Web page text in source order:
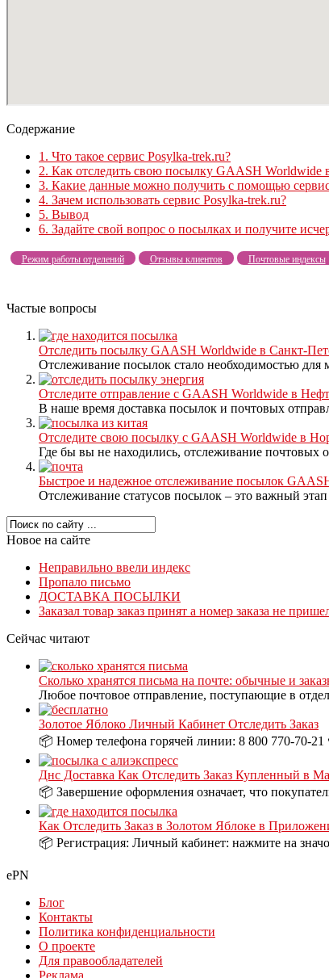
Содержание
1. Что такое сервис Posylka-trek.ru?
2. Как отследить свою посылку GAASH Worldwide
3. Какие данные можно получить с помощью
4. Зачем использовать сервис Posylka-trek.ru?
5. Вывод
6. Задайте свой вопрос о посылках и получите
Режим работы отделений Отзывы клиентов Почтовые индексы
Частые вопросы
Отследить посылку GAASH Worldwide в Санкт-
Отслеживание посылок стало необходимостью для
Отследите отправление с GAASH Worldwide в
В наше время доставка посылок и почтовых
Отследите свою посылку с GAASH Worldwide в
Где бы вы не находились, отслеживание почтовых
Быстрое и надежное отслеживание посылок
Отслеживание статусов посылок – это важный
Новое на сайте
Неправильно ввели индекс
Пропало письмо
ДОСТАВКА ПОСЫЛКИ
Заказал товар заказ принят а номер заказа не
Сейчас читают
Сколько хранятся письма на почте: обычные и
Любое почтовое отправление, поступающие в
Золотое Яблоко Личный Кабинет Отследить Заказ
📦 Номер телефона горячей линии: 8 800 770-70-
Днс Доставка Как Отследить Заказ Купленный в
📦 Завершение оформления означает, что
Как Отследить Заказ в Золотом Яблоке в
📦 Регистрация: Личный кабинет: нажмите на
ePN
Блог
Контакты
Политика конфиденциальности
О проекте
Для правообладателей
Реклама